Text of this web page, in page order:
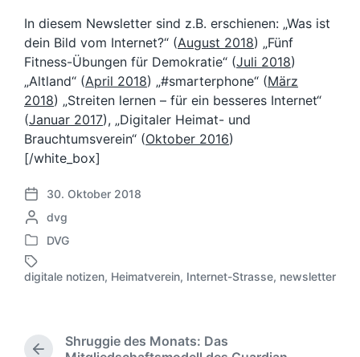
In diesem Newsletter sind z.B. erschienen: „Was ist
dein Bild vom Internet?“ (August 2018) „Fünf
Fitness-Übungen für Demokratie“ (Juli 2018)
„Altland“ (April 2018) „#smarterphone“ (März
2018) „Streiten lernen – für ein besseres Internet“
(Januar 2017), „Digitaler Heimat- und
Brauchtumsverein“ (Oktober 2016)
[/white_box]
V
e
r
ö
l
30. Oktober 2018
G
e
c
h
b
dvg
V
e
r
e
DVG
S
a
digitale notizen, Heimatverein, Internet-Strasse, newsletter
Shruggie des Monats: Das